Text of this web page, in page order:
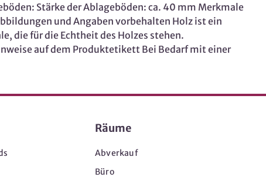
Stärke der Ablageböden: ca. 40 mm Merkmale
und Angaben vorbehalten Holz ist ein
die für die Echtheit des Holzes stehen.
auf dem Produktetikett Bei Bedarf mit einer
Räume
Abverkauf
Büro